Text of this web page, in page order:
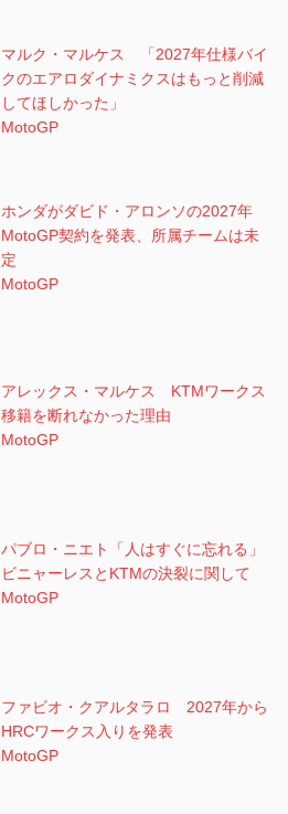
マルク・マルケス 「2027年仕様バイ
クのエアロダイナミクスはもっと削減
してほしかった」
MotoGP
ホンダがダビド・アロンソの2027年
MotoGP契約を発表、所属チームは未
定
MotoGP
アレックス・マルケス KTMワークス
移籍を断れなかった理由
MotoGP
パブロ・ニエト「人はすぐに忘れる」
ビニャーレスとKTMの決裂に関して
MotoGP
ファビオ・クアルタラロ 2027年から
HRCワークス入りを発表
MotoGP